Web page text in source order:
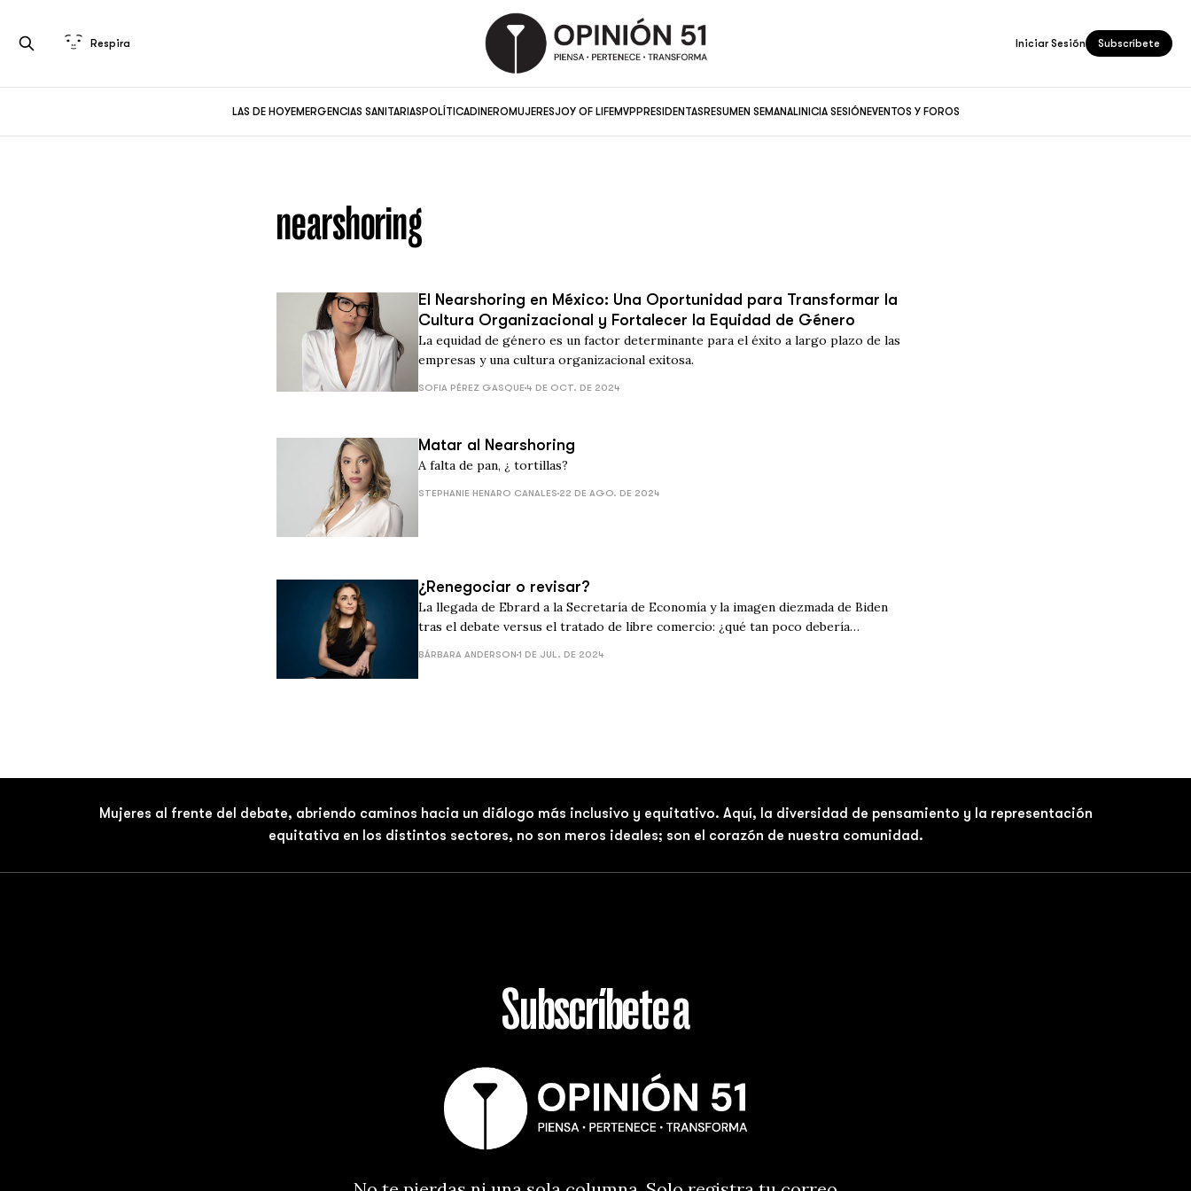
LAS DE HOYEMERGENCIAS SANITARIASPOLÍTICADINEROMUJERESJOY OF LIFEMVPPRESIDENTASRESUMEN SEMANALINICIA SESIÓNEVENTOS Y FOROS
Respira Iniciar Sesión Subscríbete
nearshoring
El Nearshoring en México: Una Oportunidad para Transformar la
Cultura Organizacional y Fortalecer la Equidad de Género
La equidad de género es un factor determinante para el éxito a largo plazo de las
empresas y una cultura organizacional exitosa.
SOFIA PÉREZ GASQUE 4 DE OCT. DE 2024
Matar al Nearshoring
A falta de pan, ¿ tortillas?
STEPHANIE HENARO CANALES 22 DE AGO. DE 2024
¿Renegociar o revisar?
La llegada de Ebrard a la Secretaría de Economía y la imagen diezmada de Biden
tras el debate versus el tratado de libre comercio: ¿qué tan poco debería
importarnos el futuro de nuestra principal fuente de ingresos?
BÁRBARA ANDERSON 1 DE JUL. DE 2024
Mujeres al frente del debate, abriendo caminos hacia un diálogo más inclusivo y equitativo. Aquí, la diversidad de pensamiento y la representación
equitativa en los distintos sectores, no son meros ideales; son el corazón de nuestra comunidad.
Subscríbete a